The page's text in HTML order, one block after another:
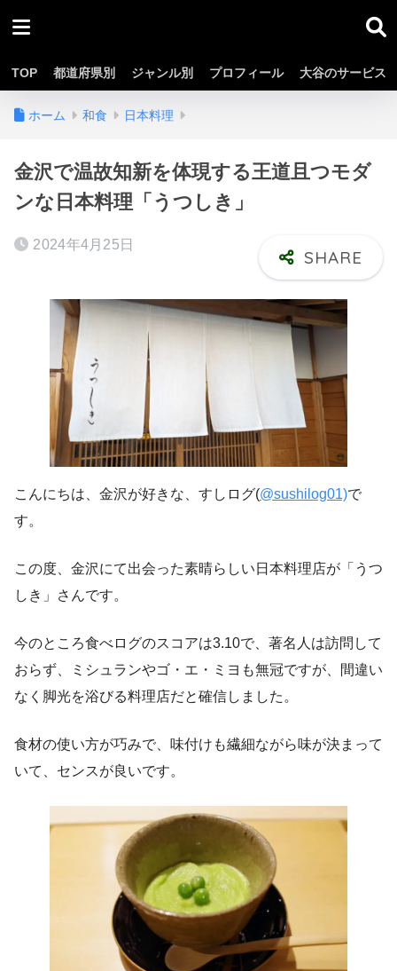
TOP 都道府県別 ジャンル別 プロフィール 大谷のサービス
ホーム 和食 日本料理
金沢で温故知新を体現する王道且つモダ
ンな日本料理「うつしき」
2024年4月25日
こんにちは、金沢が好きな、すしログ(@sushilog01)で
す。
この度、金沢にて出会った素晴らしい日本料理店が「うつ
しき」さんです。
今のところ食べログのスコアは3.10で、著名人は訪問して
おらず、ミシュランやゴ・エ・ミヨも無冠ですが、間違い
なく脚光を浴びる料理店だと確信しました。
食材の使い方が巧みで、味付けも繊細ながら味が決まって
いて、センスが良いです。